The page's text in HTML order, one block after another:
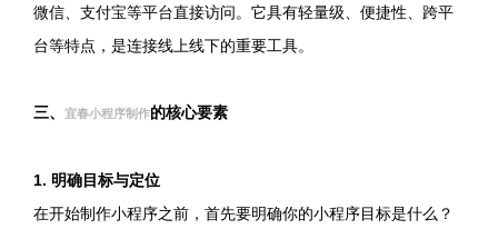
微信、支付宝等平台直接访问。它具有轻量级、便捷性、跨平
台等特点，是连接线上线下的重要工具。
三、 宜春小程序制作的核心要素
1. 明确目标与定位
在开始制作小程序之前，首先要明确你的小程序目标是什么？